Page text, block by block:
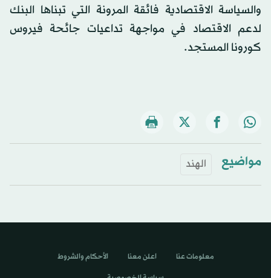
والسياسة الاقتصادية فائقة المرونة التي تبناها البنك
لدعم الاقتصاد في مواجهة تداعيات جائحة فيروس
كورونا المستجد.
مواضيع الهند
معلومات عنا اعلن معنا الأحكام والشروط